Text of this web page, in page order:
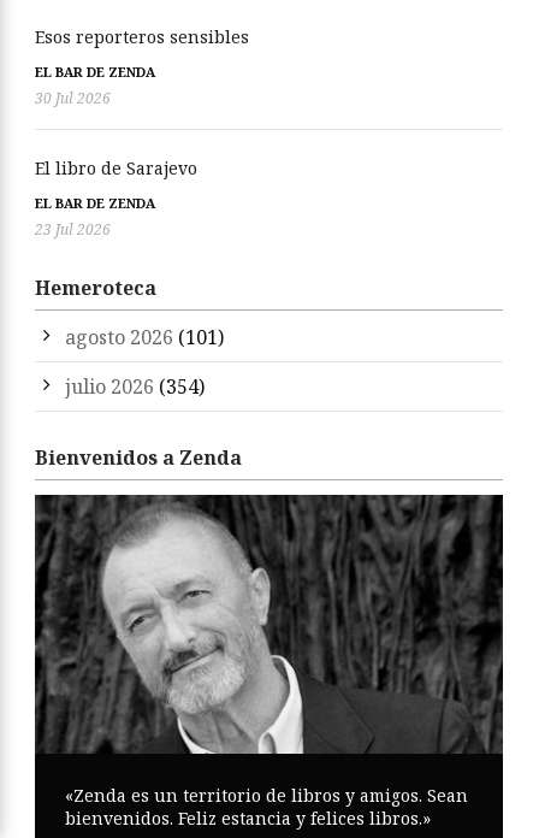
Esos reporteros sensibles
EL BAR DE ZENDA
30 Jul 2026
El libro de Sarajevo
EL BAR DE ZENDA
23 Jul 2026
Hemeroteca
agosto 2026 (101)
julio 2026 (354)
Bienvenidos a Zenda
«Zenda es un territorio de libros y amigos. Sean
bienvenidos. Feliz estancia y felices libros.»